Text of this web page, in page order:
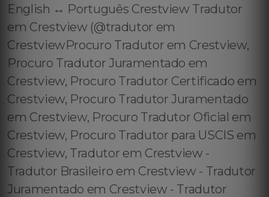
English ↔️ Português Crestview Tradutor
em Crestview (@tradutor em
CrestviewProcuro Tradutor em Crestview,
Procuro Tradutor Juramentado em
Crestview, Procuro Tradutor Certificado em
Crestview, Procuro Tradutor Juramentado
em Crestview, Procuro Tradutor Oficial em
Crestview, Procuro Tradutor para USCIS em
Crestview, Tradutor em Crestview -
Tradutor Brasileiro em Crestview - Tradutor
Juramentado em Crestview - Tradutor